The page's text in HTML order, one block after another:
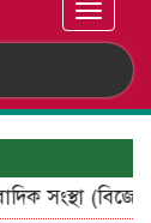
Toggle
সংস্থা